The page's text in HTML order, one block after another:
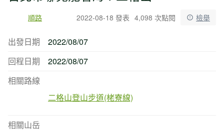
順路 2022-08-18 發表 4,098 次點閱 檢舉
出發日期
2022/08/07
回程日期
2022/08/07
相關路線
二格山登山步道(栳寮線)
相關山岳